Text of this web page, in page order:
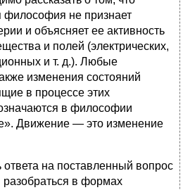
философия не признает
и объясняет ее активность
и полей (электрических,
и т. д.). Любые
изменения состояний
в процессе этих
в философии
Движение — это изменение
на поставленный вопрос
разобраться в формах